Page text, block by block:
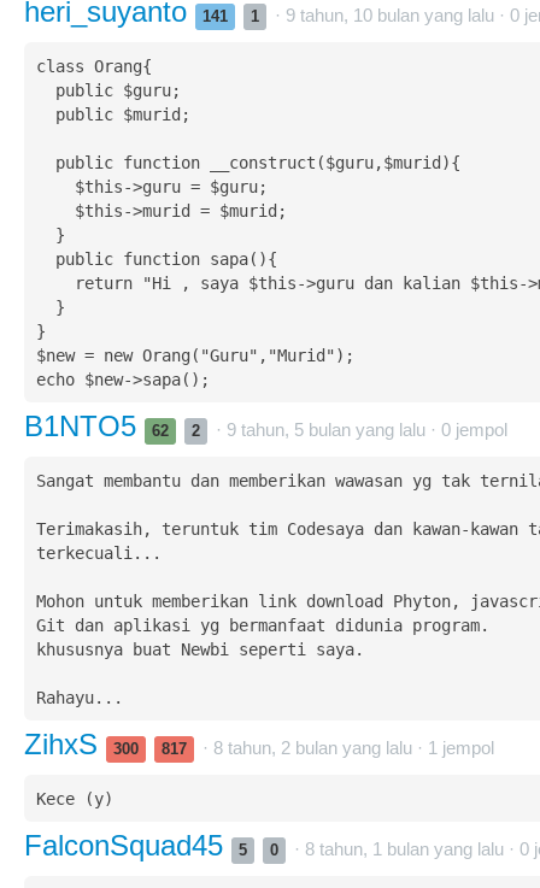
heri_suyanto 141 1 · 9 tahun, 10 bulan yang lalu · 0
class Orang{
}
$new = new Orang("Guru","Murid");
echo $new->sapa();
B1NTO5 62 2 · 9 tahun, 5 bulan yang lalu · 0 jempol
Sangat membantu dan memberikan wawasan yg tak
Terimakasih, teruntuk tim Codesaya dan kawan-kawan
terkecuali...
Mohon untuk memberikan link download Phyton,
Git dan aplikasi yg bermanfaat didunia program.
khususnya buat Newbi seperti saya.
Rahayu...
ZihxS 300 817 · 8 tahun, 2 bulan yang lalu · 1 jempol
Kece (y)
FalconSquad45 5 0 · 8 tahun, 1 bulan yang lalu · 0